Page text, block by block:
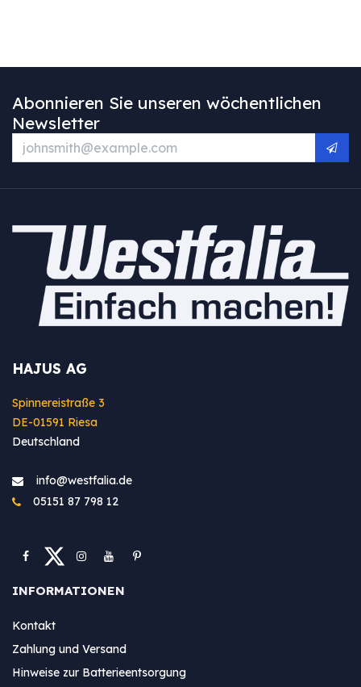
Abonnieren Sie unseren wöchentlichen
Newsletter
HAJUS AG
Spinnereistraße 3
DE-01591 Riesa
Deutschland
info@westfa​lia.de
05151 87 798 12
INFORMATIONEN
Kontakt
Zahlung und Versand
Hinweise zur Batterieentsorgung